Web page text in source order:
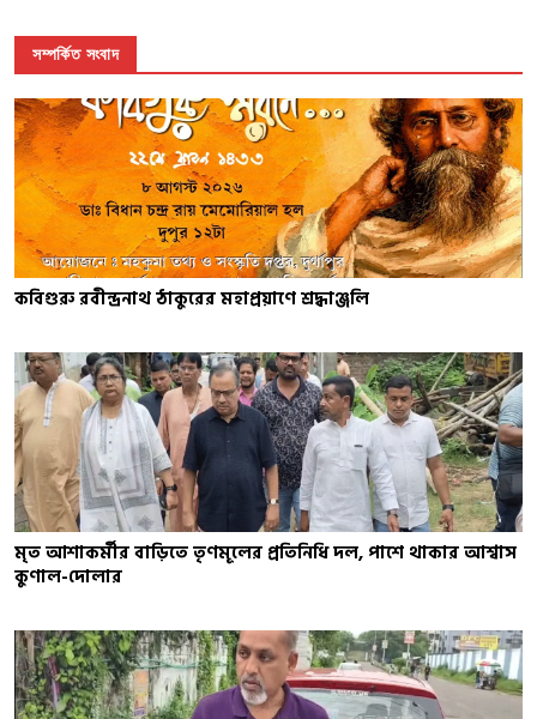
সম্পর্কিত সংবাদ
কবিগুরু রবীন্দ্রনাথ ঠাকুরের মহাপ্রয়াণে শ্রদ্ধাঞ্জলি
মৃত আশাকর্মীর বাড়িতে তৃণমূলের প্রতিনিধি দল, পাশে থাকার আশ্বাস
কুণাল-দোলার